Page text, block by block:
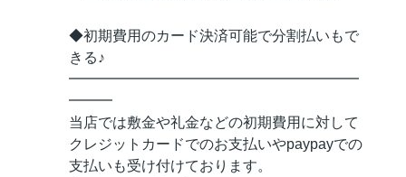
◆初期費用のカード決済可能で分割払いもで
きる♪
━━━━━━━━━━━━━━━━━━━━
━━━
当店では敷金や礼金などの初期費用に対して
クレジットカードでのお支払いやpaypayでの
支払いも受け付けております。